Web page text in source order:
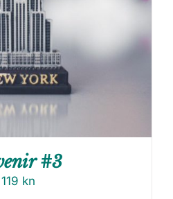
#3
119 kn